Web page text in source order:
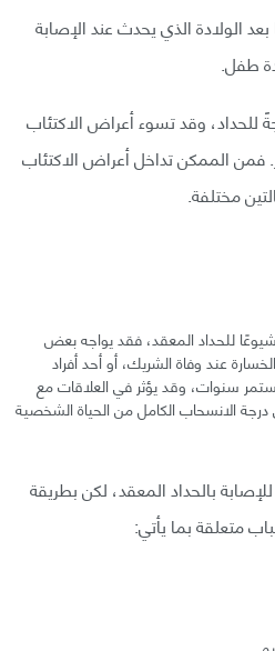
الولادة الذي يحدث عند الإصابة
طفل.
للحداد، وقد تسوء أعراض الاكتئاب
الممكن تداخل أعراض الاكتئاب
مختلفة.
للحداد المعقد، فقد يواجه بعض
عند وفاة الشريك، أو أحد أفراد
سنوات، وقد يؤثر في العلاقات مع
درجة الانسحاب الكامل من الحياة الشخصية
بالحداد المعقد، لكن بطريقة
متعلقة بما يأتي: